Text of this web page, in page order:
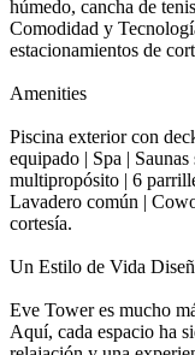
húmedo, cancha de
Comodidad y
estacionamientos de
Amenities
Piscina exterior con
equipado | Spa |
multipropósito | 6
Lavadero común |
cortesía.
Un Estilo de Vida
Eve Tower es mucho
Aquí, cada espacio ha